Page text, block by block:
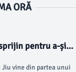
ORĂ
pentru a-și
vine din partea unui